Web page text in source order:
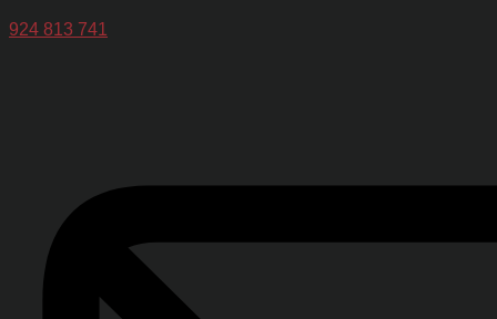
924 813 741